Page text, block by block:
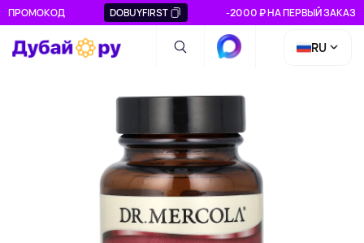
ПРОМОКОД DOBUYFIRST -2000 ₽ НА ПЕРВЫЙ ЗАКАЗ
RU